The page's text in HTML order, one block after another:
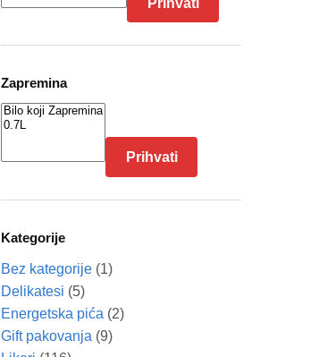
Zapremina
Prihvati
Kategorije
Bez kategorije (1)
Delikatesi (5)
Energetska pića (2)
Gift pakovanja (9)